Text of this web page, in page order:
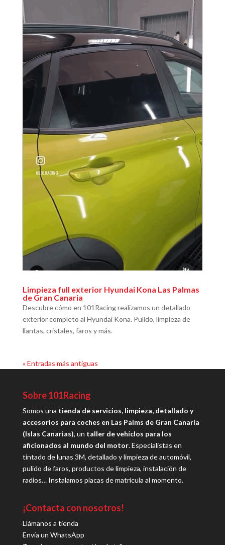
Limpieza full exterior Hyundai Kona Las Palmas
de Gran Canaria
Descubre cómo en 101Racing realizamos un detallado
exterior completo al Hyundai Kona. Pulido, limpieza de
llantas, cristales, faros y más.
« Entradas más antiguas
Sobre 101Racing
Somos una tienda de servicios, limpieza, detallado y
accesorios para coches en Las Palms de Gran Canaria
(Islas Canarias), un taller de vehíclos para los
aficionados al mundo del motor. Especialistas en
tintado de lunas 3M, detallado y limpieza de automóvil,
pulido de faros, productos de limpieza, instalación de
radios… Instalamos placas de matrícula al momento.
¡Contacta con nosotros!
Llámanos a tienda
Envía un WhatsApp